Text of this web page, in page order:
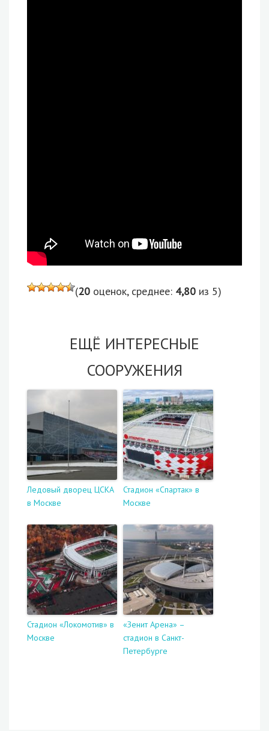
(20 оценок, среднее: 4,80 из 5)
ЕЩЁ ИНТЕРЕСНЫЕ
СООРУЖЕНИЯ
Ледовый дворец ЦСКА
в Москве
Стадион «Спартак» в
Москве
Стадион «Локомотив» в
Москве
«Зенит Арена» –
стадион в Санкт-
Петербурге